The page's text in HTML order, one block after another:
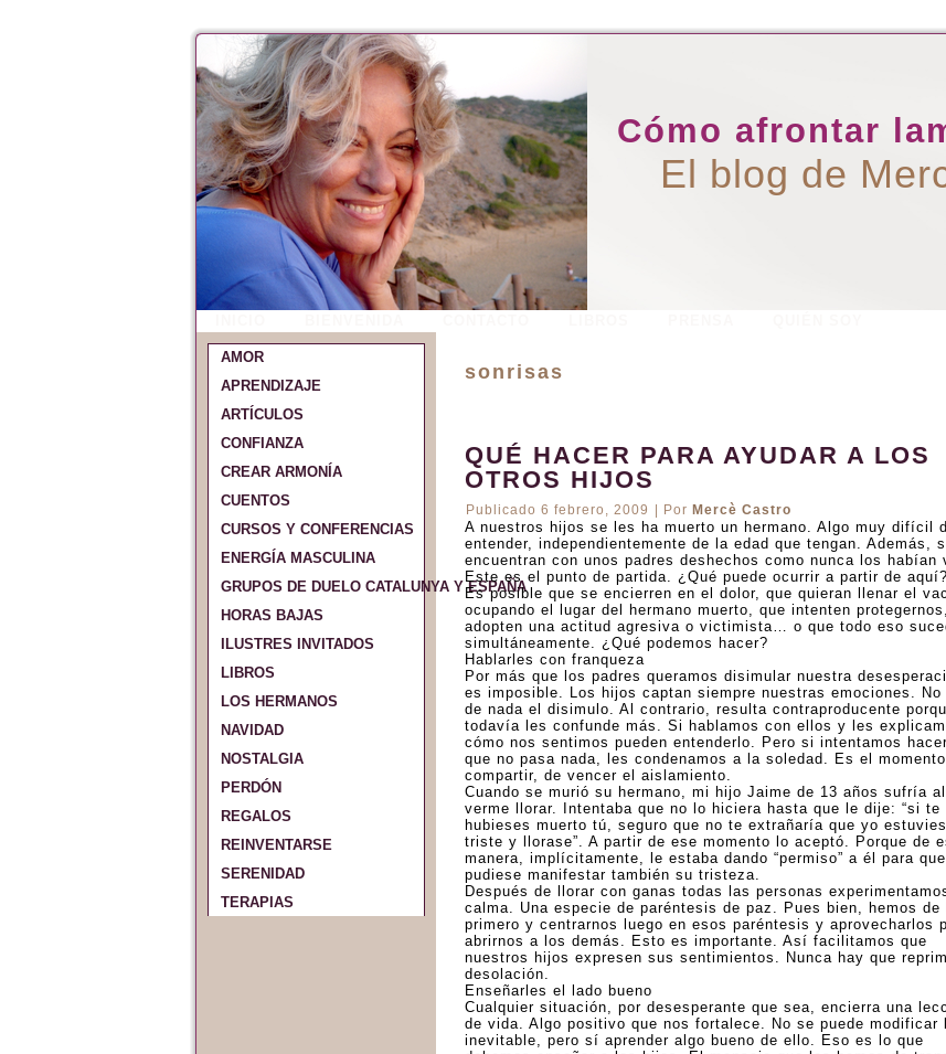
Cómo afrontar
El blog de
AMOR
APRENDIZAJE
ARTÍCULOS
CONFIANZA
CREAR ARMONÍA
CUENTOS
CURSOS Y CONFERENCIAS
ENERGÍA MASCULINA
GRUPOS DE DUELO CATALUNYA Y ESPAÑA
HORAS BAJAS
ILUSTRES INVITADOS
LIBROS
LOS HERMANOS
NAVIDAD
NOSTALGIA
PERDÓN
REGALOS
REINVENTARSE
SERENIDAD
TERAPIAS
sonrisas
QUÉ HACER PARA AYUDAR A LOS
OTROS HIJOS
Publicado 6 febrero, 2009 Por Mercè Castro
A nuestros hijos se les ha muerto un hermano. Algo muy difícil
entender, independientemente de la edad que tengan. Además,
encuentran con unos padres deshechos como nunca los habían
Este es el punto de partida. ¿Qué puede ocurrir a partir de aquí?
Es posible que se encierren en el dolor, que quieran llenar el
ocupando el lugar del hermano muerto, que intenten
adopten una actitud agresiva o victimista… o que todo eso
simultáneamente. ¿Qué podemos hacer?
Hablarles con franqueza
Por más que los padres queramos disimular nuestra
es imposible. Los hijos captan siempre nuestras emociones. No
de nada el disimulo. Al contrario, resulta contraproducente
todavía les confunde más. Si hablamos con ellos y les
cómo nos sentimos pueden entenderlo. Pero si intentamos
que no pasa nada, les condenamos a la soledad. Es el
compartir, de vencer el aislamiento.
Cuando se murió su hermano, mi hijo Jaime de 13 años sufría al
verme llorar. Intentaba que no lo hiciera hasta que le dije: “si te
hubieses muerto tú, seguro que no te extrañaría que yo
triste y llorase”. A partir de ese momento lo aceptó. Porque de
manera, implícitamente, le estaba dando “permiso” a él para que
pudiese manifestar también su tristeza.
Después de llorar con ganas todas las personas
calma. Una especie de paréntesis de paz. Pues bien, hemos de
primero y centrarnos luego en esos paréntesis y aprovecharlos
abrirnos a los demás. Esto es importante. Así facilitamos que
nuestros hijos expresen sus sentimientos. Nunca hay que
desolación.
Enseñarles el lado bueno
Cualquier situación, por desesperante que sea, encierra una
de vida. Algo positivo que nos fortalece. No se puede modificar
inevitable, pero sí aprender algo bueno de ello. Eso es lo que